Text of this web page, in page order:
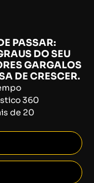
PASSAR:
DO SEU
GARGALOS
DE CRESCER.
360
de 20